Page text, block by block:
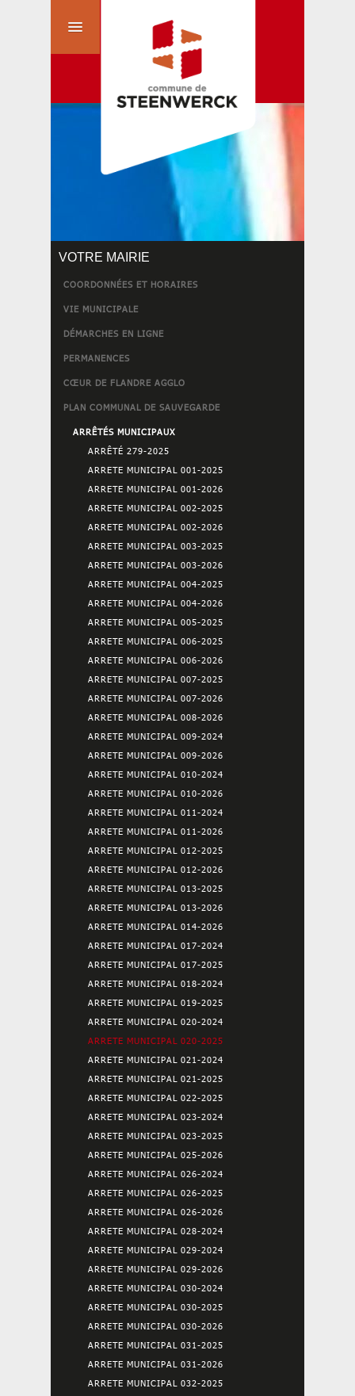
VOTRE MAIRIE
COORDONNÉES ET HORAIRES
VIE MUNICIPALE
DÉMARCHES EN LIGNE
PERMANENCES
CŒUR DE FLANDRE AGGLO
PLAN COMMUNAL DE SAUVEGARDE
ARRÊTÉS MUNICIPAUX
ARRÊTÉ 279-2025
ARRETE MUNICIPAL 001-2025
ARRETE MUNICIPAL 001-2026
ARRETE MUNICIPAL 002-2025
ARRETE MUNICIPAL 002-2026
ARRETE MUNICIPAL 003-2025
ARRETE MUNICIPAL 003-2026
ARRETE MUNICIPAL 004-2025
ARRETE MUNICIPAL 004-2026
ARRETE MUNICIPAL 005-2025
ARRETE MUNICIPAL 006-2025
ARRETE MUNICIPAL 006-2026
ARRETE MUNICIPAL 007-2025
ARRETE MUNICIPAL 007-2026
ARRETE MUNICIPAL 008-2026
ARRETE MUNICIPAL 009-2024
ARRETE MUNICIPAL 009-2026
ARRETE MUNICIPAL 010-2024
ARRETE MUNICIPAL 010-2026
ARRETE MUNICIPAL 011-2024
ARRETE MUNICIPAL 011-2026
ARRETE MUNICIPAL 012-2025
ARRETE MUNICIPAL 012-2026
ARRETE MUNICIPAL 013-2025
ARRETE MUNICIPAL 013-2026
ARRETE MUNICIPAL 014-2026
ARRETE MUNICIPAL 017-2024
ARRETE MUNICIPAL 017-2025
ARRETE MUNICIPAL 018-2024
ARRETE MUNICIPAL 019-2025
ARRETE MUNICIPAL 020-2024
ARRETE MUNICIPAL 020-2025
ARRETE MUNICIPAL 021-2024
ARRETE MUNICIPAL 021-2025
ARRETE MUNICIPAL 022-2025
ARRETE MUNICIPAL 023-2024
ARRETE MUNICIPAL 023-2025
ARRETE MUNICIPAL 025-2026
ARRETE MUNICIPAL 026-2024
ARRETE MUNICIPAL 026-2025
ARRETE MUNICIPAL 026-2026
ARRETE MUNICIPAL 028-2024
ARRETE MUNICIPAL 029-2024
ARRETE MUNICIPAL 029-2026
ARRETE MUNICIPAL 030-2024
ARRETE MUNICIPAL 030-2025
ARRETE MUNICIPAL 030-2026
ARRETE MUNICIPAL 031-2025
ARRETE MUNICIPAL 031-2026
ARRETE MUNICIPAL 032-2025